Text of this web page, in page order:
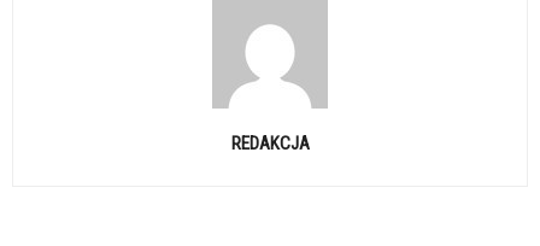
REDAKCJA